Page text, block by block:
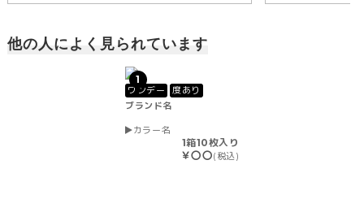
他の人によく見られています
1
ワンデー
度あり
ブランド名
カラー名
1箱10枚入り
￥〇〇(税込)